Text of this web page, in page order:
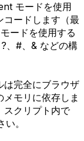
モードを使用
コードします（最
ードを使用する
、#、& などの構
完全にブラウザ
モリに依存しま
スクリプト内で
。